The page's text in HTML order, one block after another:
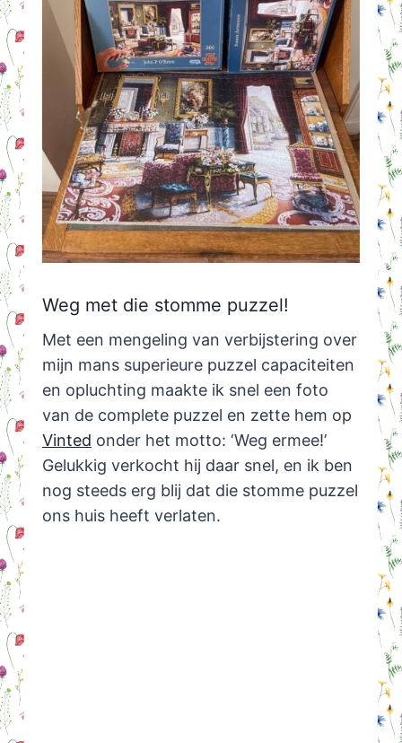
Weg met die stomme puzzel!
Met een mengeling van verbijstering over
mijn mans superieure puzzel capaciteiten
en opluchting maakte ik snel een foto
van de complete puzzel en zette hem op
Vinted onder het motto: ‘Weg ermee!’
Gelukkig verkocht hij daar snel, en ik ben
nog steeds erg blij dat die stomme puzzel
ons huis heeft verlaten.